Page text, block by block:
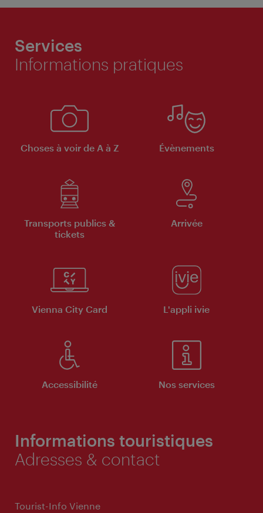
Services
Informations pratiques
Choses à voir de A à Z Évènements
Transports publics &
tickets
Arrivée
Vienna City Card L'appli ivie
Accessibilité Nos services
Informations touristiques
Adresses & contact
Tourist-Info Vienne